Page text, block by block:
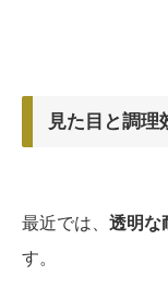
見た目と調理
最近では、 透明な
す。